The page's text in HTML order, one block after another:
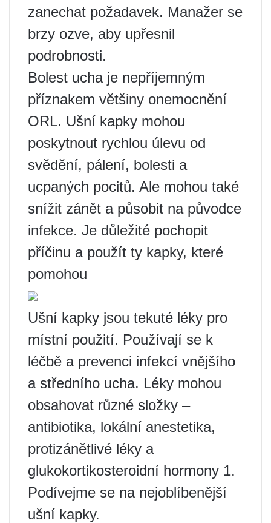
zanechat požadavek. Manažer se
brzy ozve, aby upřesnil
podrobnosti.
Bolest ucha je nepříjemným
příznakem většiny onemocnění
ORL. Ušní kapky mohou
poskytnout rychlou úlevu od
svědění, pálení, bolesti a
ucpaných pocitů. Ale mohou také
snížit zánět a působit na původce
infekce. Je důležité pochopit
příčinu a použít ty kapky, které
pomohou
Ušní kapky jsou tekuté léky pro
místní použití. Používají se k
léčbě a prevenci infekcí vnějšího
a středního ucha. Léky mohou
obsahovat různé složky –
antibiotika, lokální anestetika,
protizánětlivé léky a
glukokortikosteroidní hormony 1.
Podívejme se na nejoblíbenější
ušní kapky.